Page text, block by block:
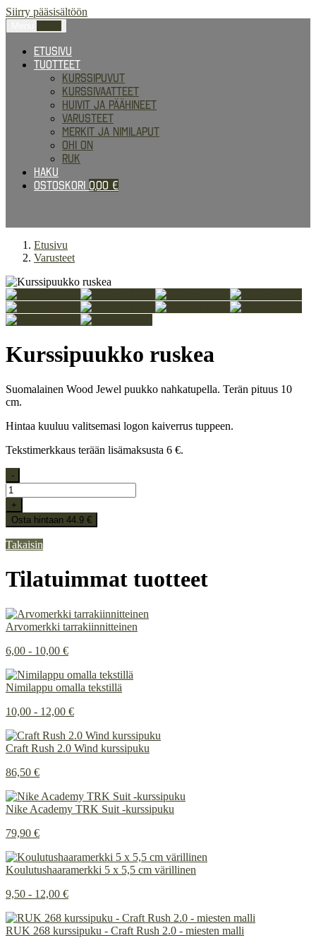
Siirry pääsisältöön
Etusivu
Tuotteet
Kurssipuvut
Kurssivaatteet
Huivit ja päähineet
Varusteet
Merkit ja nimilaput
Ohi on
RUK
Haku
Ostoskori 0,00 €
Etusivu
Varusteet
Kurssipuukko ruskea
Suomalainen Wood Jewel puukko nahkatupella. Terän pituus 10
cm.
Hintaa kuuluu valitsemasi logon kaiverrus tuppeen.
Tekstimerkkaus terään lisämaksusta 6 €.
-
+
Osta hintaan 44.9 €
Takaisin
Tilatuimmat tuotteet
Arvomerkki tarrakiinnitteinen
6,00 - 10,00 €
Nimilappu omalla tekstillä
10,00 - 12,00 €
Craft Rush 2.0 Wind kurssipuku
86,50 €
Nike Academy TRK Suit -kurssipuku
79,90 €
Koulutushaaramerkki 5 x 5,5 cm värillinen
9,50 - 12,00 €
RUK 268 kurssipuku - Craft Rush 2.0 - miesten malli